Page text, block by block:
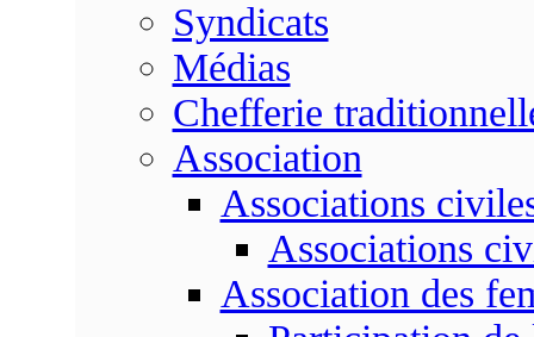
Syndicats
Médias
Chefferie
Association
Associations
Associations
Association des